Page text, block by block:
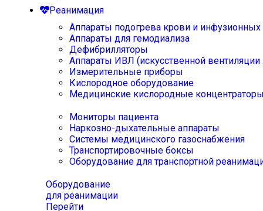
Реанимация
Аппараты подогрева крови и инфузионных
Аппараты для гемодиализа
Дефибрилляторы
Аппараты ИВЛ (искусственной вентиляции
Измерительные приборы
Кислородное оборудование
Медицинские кислородные
Мониторы пациента
Наркозно-дыхательные аппараты
Системы медицинского газоснабжения
Транспортировочные боксы
Оборудование для транспортной
Оборудование
для реанимации
Перейти